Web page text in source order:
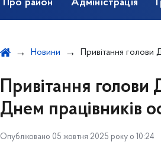
Про район Адміністрація
Новини Привітання голови Дніпровської
Привітання голови
Днем працівників
Опубліковано 05 жовтня 2025 року о 10:24